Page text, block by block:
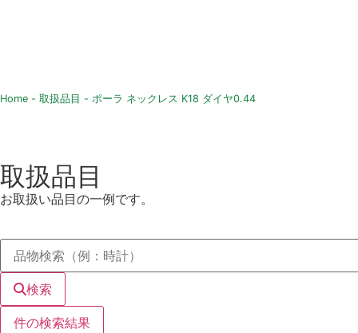
Home - 取扱品目 - ポーラ ネックレス K18 ダイヤ0.44
取扱品目
お取扱い品目の一例です。
検索
件の検索結果